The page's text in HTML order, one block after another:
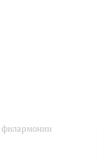
филармонии